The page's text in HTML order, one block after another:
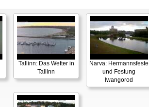
Tallinn: Das Wetter in
Tallinn
Narva: Hermannsfeste
und Festung
Iwangorod